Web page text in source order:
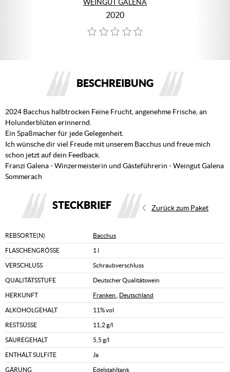
WEINGUT GALENA
2020
BESCHREIBUNG
2024 Bacchus halbtrocken Feine Frucht, angenehme Frische, an
Holunderblüten erinnernd.
Ein Spaßmacher für jede Gelegenheit.
Ich wünsche dir viel Freude mit unserem Bacchus und freue mich
schon jetzt auf dein Feedback.
Franzi Galena - Winzermeisterin und Gästeführerin - Weingut Galena
Sommerach
STECKBRIEF Zurück zum Paket
REBSORTE(N) Bacchus
FLASCHENGRÖSSE 1 l
VERSCHLUSS Schraubverschluss
QUALITÄTSSTUFE Deutscher Qualitätswein
HERKUNFT Franken Deutschland
ALKOHOLGEHALT 11% vol
RESTSÜSSE 11,2 g/l
SÄUREGEHALT 5,5 g/l
ENTHÄLT SULFITE Ja
GÄRUNG Edelstahltank